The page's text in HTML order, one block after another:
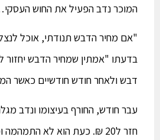
המוכר נדב הפעיל את החוש העסקי…
"אם מחיר הדבש תנודתי, אוכל
דבש ולאחר חודש חודשיים כאשר
עבר חודש, החורף בעיצומו ונדב
חזר ל20 ₪. כעת הוא לא